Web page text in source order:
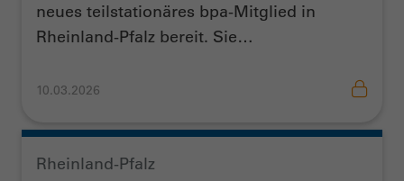
neues teilstationäres bpa-Mitglied in
Rheinland-Pfalz bereit. Sie…
10.03.2026
Rheinland-Pfalz